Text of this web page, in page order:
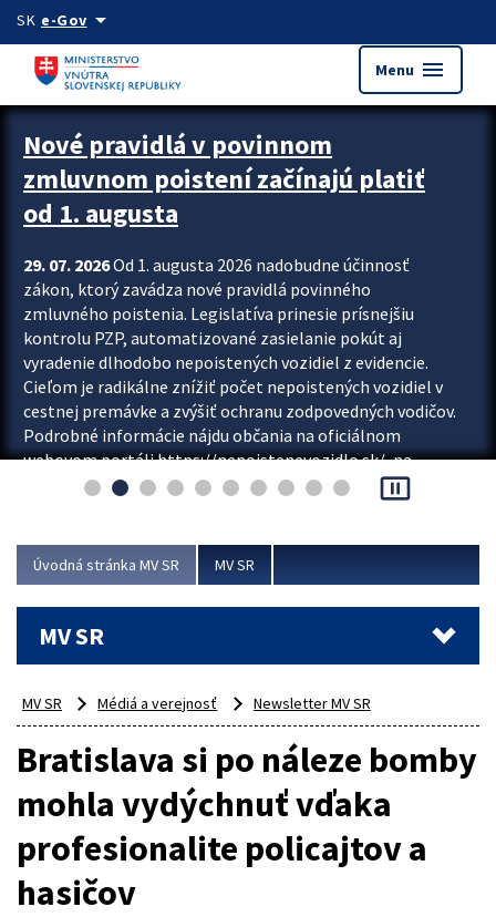
Preskocit na hlavný obsah
SK e-Govarrow_drop_down
Menu menu
Zastavit automatický posun upútavok
Nové pravidlá v povinnom
zmluvnom poistení začínajú platiť
od 1. augusta
29. 07. 2026Od 1. augusta 2026 nadobudne účinnosť
zákon, ktorý zavádza nové pravidlá povinného
zmluvného poistenia. Legislatíva prinesie prísnejšiu
kontrolu PZP, automatizované zasielanie pokút aj
vyradenie dlhodobo nepoistených vozidiel z evidencie.
Cieľom je radikálne znížiť počet nepoistených vozidiel v
cestnej premávke a zvýšiť ochranu zodpovedných vodičov.
Podrobné informácie nájdu občania na oficiálnom
webovom portáli https://nepoistenevozidlo.sk/, na
ktorom od augusta pribudne aj možnosť overiť si...
pause_presentation
Úvodná stránka MV SR MV SR
MV SR
MV SR Médiá a verejnosť Newsletter MV SR
Bratislava si po náleze bomby
mohla vydýchnuť vďaka
profesionalite policajtov a
hasičov